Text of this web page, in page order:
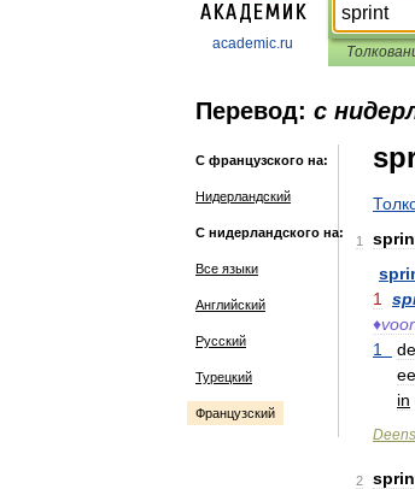
academic.ru
Перевод: с
С французского на:
Нидерландский
С нидерландского на:
Все языки
Английский
Русский
Турецкий
Французский
1
1
♦
1
de
in
Deens
2